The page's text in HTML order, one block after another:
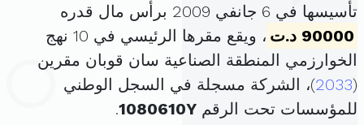
تأسيسها في 6 جانفي 2009 برأس مال قدره
90000 د.ت
، ويقع مقرها الرئيسي في 10 نهج
الخوارزمي المنطقة الصناعية سان قوبان مقرين
(
2033)، الشركة مسجلة في السجل الوطني
للمؤسسات تحت الرقم 1080610Y
.